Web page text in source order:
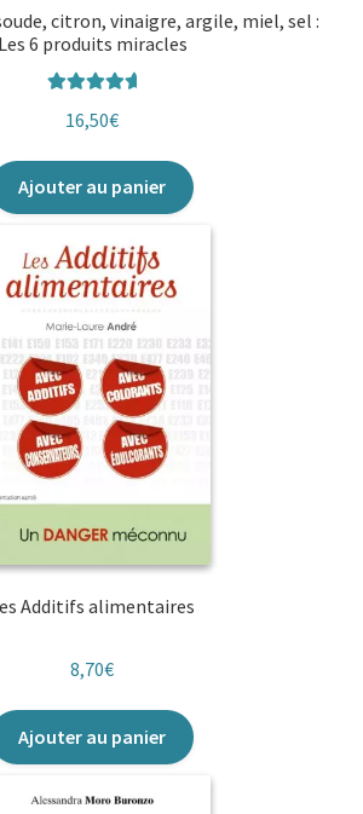
citron, vinaigre, argile, miel, sel :
Les 6 produits miracles
sur 5
16,50€
Ajouter au panier
Additifs alimentaires
8,70€
Ajouter au panier